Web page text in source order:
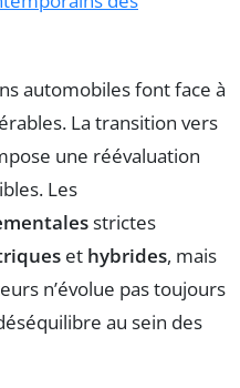
automobiles font face à
La transition vers
une réévaluation
Les
strictes
et hybrides, mais
n’évolue pas toujours
au sein des